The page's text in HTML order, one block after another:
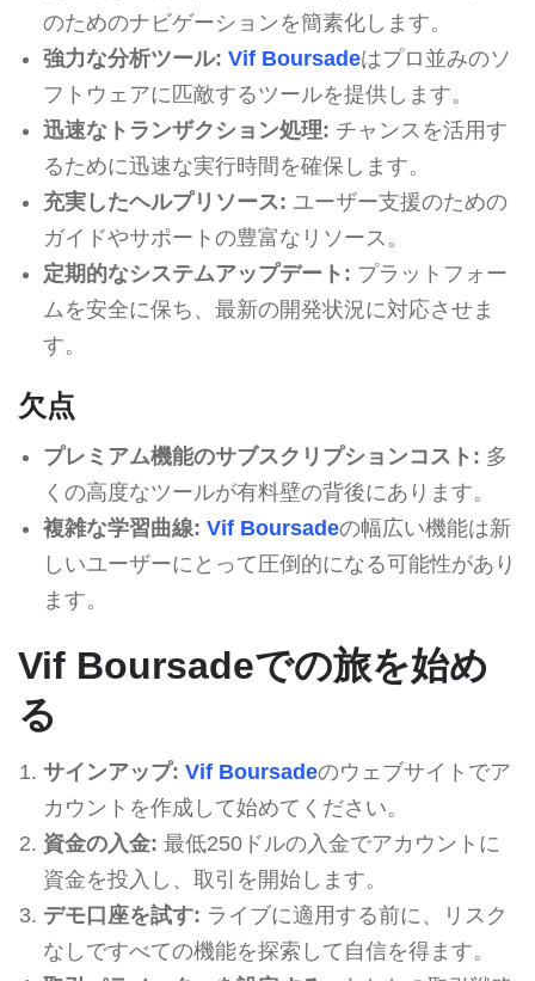
のためのナビゲーションを簡素化します。
強力な分析ツール: Vif Boursadeはプロ並みのソ
フトウェアに匹敵するツールを提供します。
迅速なトランザクション処理: チャンスを活用す
るために迅速な実行時間を確保します。
充実したヘルプリソース: ユーザー支援のための
ガイドやサポートの豊富なリソース。
定期的なシステムアップデート: プラットフォー
ムを安全に保ち、最新の開発状況に対応させま
す。
欠点
プレミアム機能のサブスクリプションコスト: 多
くの高度なツールが有料壁の背後にあります。
複雑な学習曲線: Vif Boursadeの幅広い機能は新
しいユーザーにとって圧倒的になる可能性があり
ます。
Vif Boursadeでの旅を始め
る
サインアップ: Vif Boursadeのウェブサイトでア
カウントを作成して始めてください。
資金の入金: 最低250ドルの入金でアカウントに
資金を投入し、取引を開始します。
デモ口座を試す: ライブに適用する前に、リスク
なしですべての機能を探索して自信を得ます。